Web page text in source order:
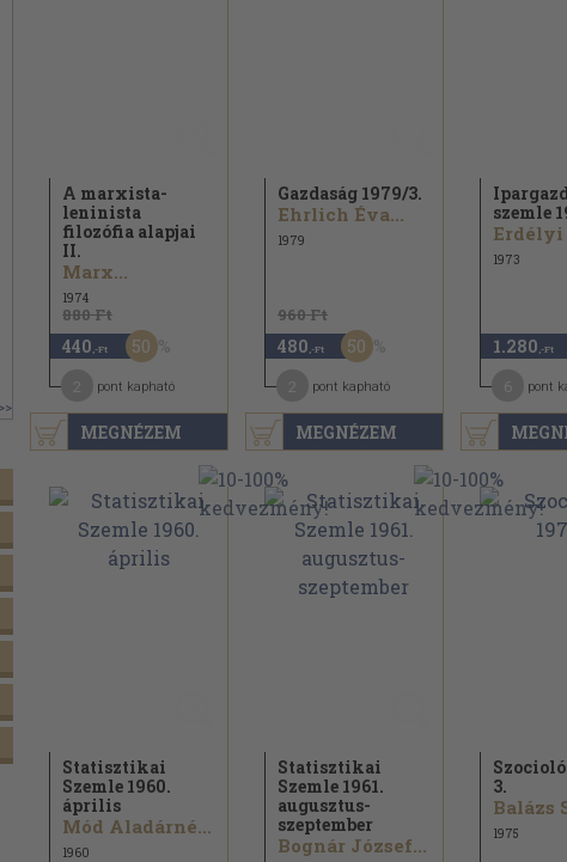
MEGNÉZEM
A marxista-
leninista
filozófia alapjai
II.
Marx...
1974
880 Ft
440 ,-Ft 50
pont kapható
MEGNÉZEM
Gazdaság 1979/3.
Ehrlich Éva...
1979
960 Ft
480 ,-Ft 50
pont kapható
szemle
Erdélyi
1973
1.280 ,-Ft
pont
Statisztikai
Szemle 1960.
április
Mód Aladárné...
1960
Statisztikai
Szemle 1961.
augusztus-
szeptember
Bognár József...
3.
Balázs
1975